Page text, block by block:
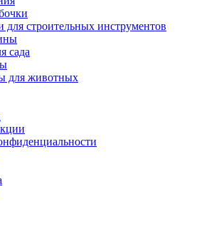
строительных инструментов
сада
для животных